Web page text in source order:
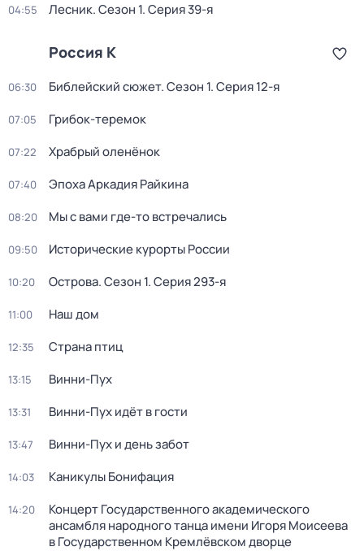
04:55 Лесник. Сезон 1. Серия 39-я
Россия К
06:30 Библейский сюжет. Сезон 1. Серия 12-я
07:05 Грибок-теремок
07:22 Храбрый оленёнок
07:40 Эпоха Аркадия Райкина
08:20 Мы с вами где-то встречались
09:50 Исторические курорты России
10:20 Острова. Сезон 1. Серия 293-я
11:00 Наш дом
12:35 Страна птиц
13:15 Винни-Пух
13:31 Винни-Пух идёт в гости
13:47 Винни-Пух и день забот
14:03 Каникулы Бонифация
14:20
Концерт Государственного академического
ансамбля народного танца имени Игоря Моисеева
в Государственном Кремлёвском дворце